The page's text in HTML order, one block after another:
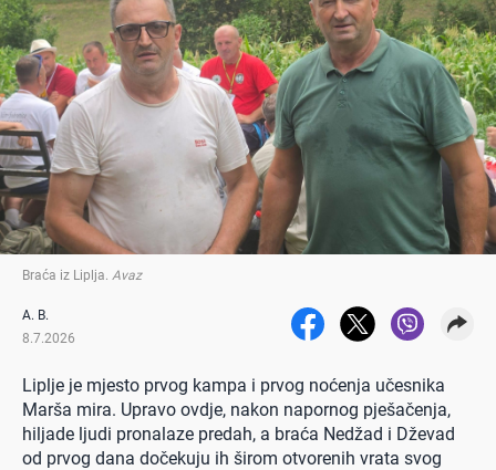
Braća iz Liplja Avaz
A. B.
8.7.2026
Liplje je mjesto prvog kampa i prvog noćenja učesnika
Marša mira. Upravo ovdje, nakon napornog pješačenja,
hiljade ljudi pronalaze predah, a braća Nedžad i Dževad
od prvog dana dočekuju ih širom otvorenih vrata svog